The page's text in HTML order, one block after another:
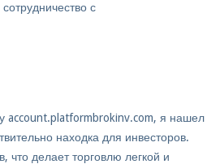
с
account.platformbrokinv.com, я нашел
находка для инвесторов.
делает торговлю легкой и